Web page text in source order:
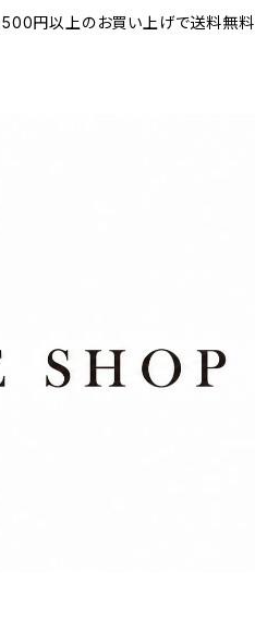
円以上のお買い上げで送料無料